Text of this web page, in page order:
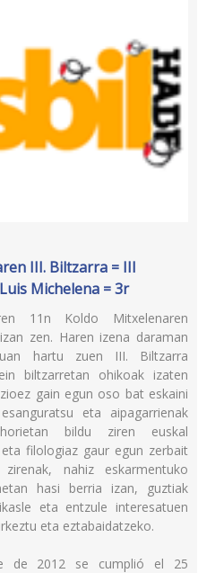
III. Biltzarra = III
Michelena = 3r
11n Koldo Mitxelenaren
zen. Haren izena daraman
hartu zuen III. Biltzarra
biltzarretan ohikoak izaten
gain egun oso bat eskaini
eta aipagarrienak
bildu ziren euskal
filologiaz gaur egun zerbait
nahiz eskarmentuko
hasi berria izan, guztiak
eta entzule interesatuen
eta eztabaidatzeko.
de 2012 se cumplió el 25